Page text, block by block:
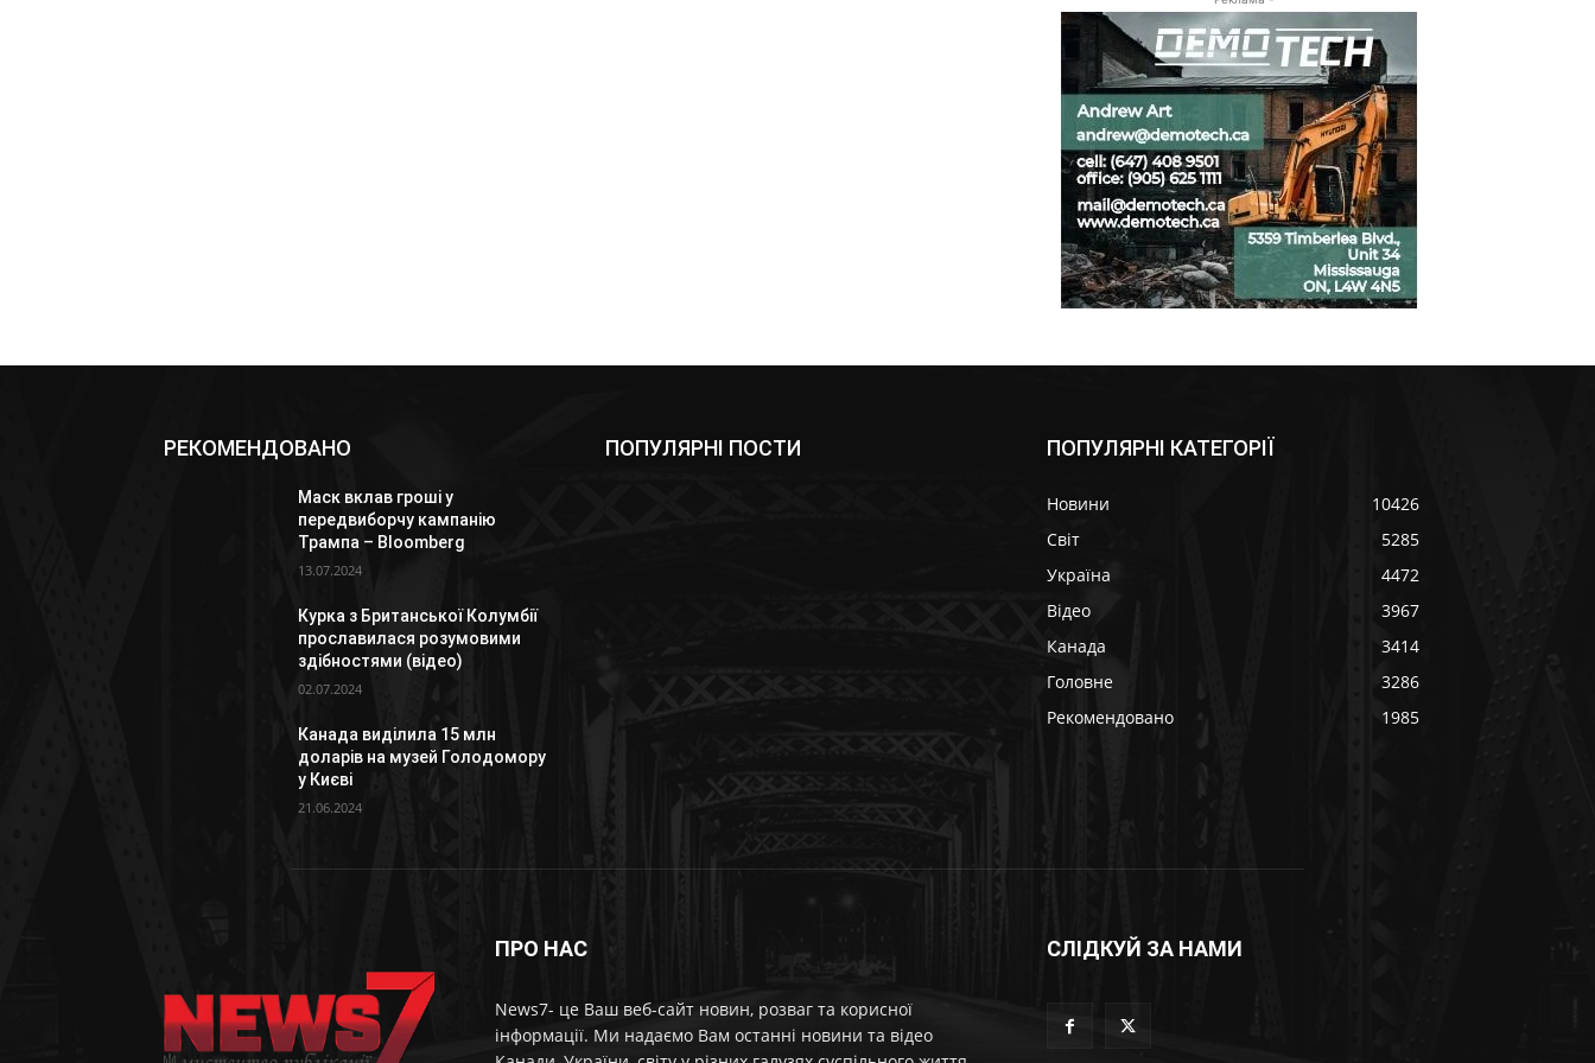
РЕКОМЕНДОВАНО
Маск вклав гроші у
передвиборчу кампанію
Трампа – Bloomberg
13.07.2024
Курка з Британської Колумбії
прославилася розумовими
здібностями (відео)
02.07.2024
Канада виділила 15 млн
доларів на музей Голодомору
у Києві
21.06.2024
ПОПУЛЯРНІ ПОСТИ ПОПУЛЯРНІ КАТЕГОРІЇ
Новини
10426
Світ
5285
Україна
4472
Відео
3967
Канада
3414
Головне
3286
Рекомендовано
1985
ПРО НАС
News7- це Ваш веб-сайт новин, розваг та корисної
інформації. Ми надаємо Вам останні новини та відео
СЛІДКУЙ ЗА НАМИ